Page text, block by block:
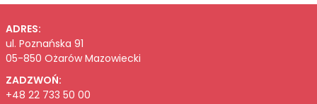
ADRES:
ul. Poznańska 91
05-850 Ożarów Mazowiecki
ZADZWOŃ:
+48 22 733 50 00